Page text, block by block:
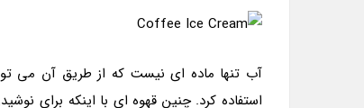
آب تنها ماده ای نیست که از طریق آن می
استفاده کرد. چنین قهوه ای با اینکه برای